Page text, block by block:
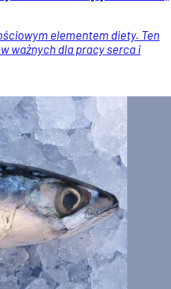
elementem diety. Ten
ważnych dla pracy serca i